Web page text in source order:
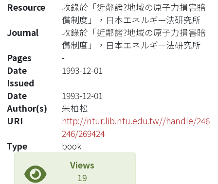
Resource
收錄於「近鄰諸?地域の原子力損害賠
償制度」，日本エネルギ—法研究所
Journal
收錄於「近鄰諸?地域の原子力損害賠
償制度」，日本エネルギ—法研究所
Pages
-
Date
Issued
1993-12-01
Date
1993-12-01
Author(s)
朱柏松
URI
http://ntur.lib.ntu.edu.tw//handle/246
246/269424
Type
book
Views
19